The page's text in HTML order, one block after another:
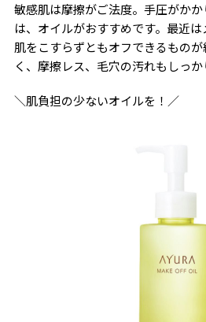
敏感肌は摩擦がご法度。手圧がか
は、オイルがおすすめです。最近は
肌をこすらずともオフできるもの
く、摩擦レス、毛穴の汚れもしっか
＼肌負担の少ないオイルを！／